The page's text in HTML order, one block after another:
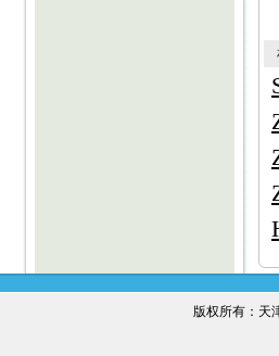
版权所有：